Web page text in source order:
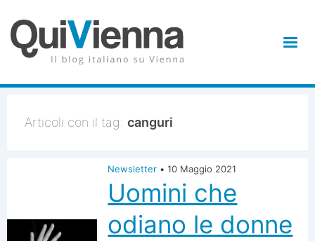
Articoli con il tag: canguri
Newsletter • 10 Maggio 2021
Uomini che
odiano le donne